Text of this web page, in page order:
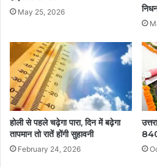
May 25, 2026
होली से पहले चढ़ेगा पारा, दिन में बढ़ेगा
तापमान तो रातें होंगी सुहावनी
February 24, 2026